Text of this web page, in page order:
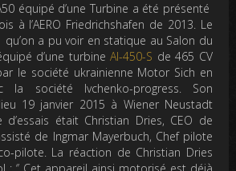
équipé d’une Turbine a été présenté
à l’AERO Friedrichshafen de 2013. Le
qu’on a pu voir en statique au Salon du
d’une turbineAI-450-S de 465 CV
le société ukrainienne Motor Sich en
la société Ivchenko-progress. Son
19 janvier 2015 à Wiener Neustadt
d’essais était Christian Dries, CEO de
de Ingmar Mayerbuch, Chef pilote
pilote. La réaction de Christian Dries